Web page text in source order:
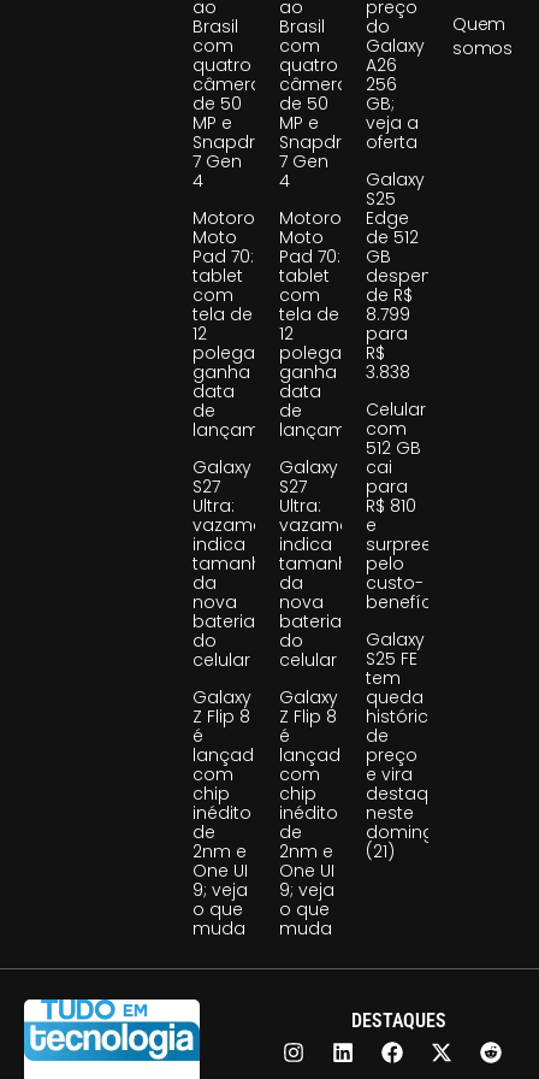
ao
Brasil
com
quatro
câmeras
de 50
MP e
Snapdragon
7 Gen
4
Motorola
Moto
Pad 70:
tablet
com
tela de
12
polegadas
ganha
data
de
lançamento
Galaxy
S27
Ultra:
vazamento
indica
tamanho
da
nova
bateria
do
celular
Galaxy
Z Flip 8
é
lançado
com
chip
inédito
de
2nm e
One UI
9; veja
o que
muda
ao
Brasil
com
quatro
câmeras
de 50
MP e
Snapdragon
7 Gen
4
Motorola
Moto
Pad 70:
tablet
com
tela de
12
polegadas
ganha
data
de
lançamento
Galaxy
S27
Ultra:
vazamento
indica
tamanho
da
nova
bateria
do
celular
Galaxy
Z Flip 8
é
lançado
com
chip
inédito
de
2nm e
One UI
9; veja
o que
muda
preço
do
Galaxy
A26
256
GB;
veja a
oferta
Galaxy
S25
Edge
de 512
GB
despenca
de R$
8.799
para
R$
3.838
Celular
com
512 GB
cai
para
R$ 810
e
surpreende
pelo
custo-
benefício
Galaxy
S25 FE
tem
queda
histórica
de
preço
e vira
destaque
neste
domingo
(21)
Quem
somos
DESTAQUES